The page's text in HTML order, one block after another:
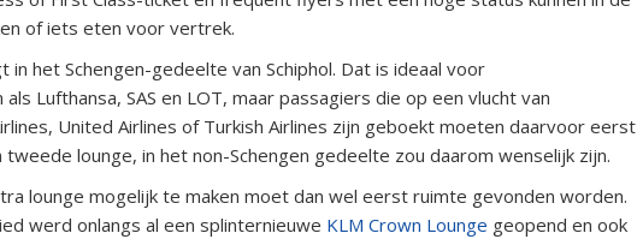
of iets eten voor vertrek.
in het Schengen-gedeelte van Schiphol. Dat is ideaal voor
Lufthansa, SAS en LOT, maar passagiers die op een vlucht van
United Airlines of Turkish Airlines zijn geboekt moeten daarvoor eerst
lounge, in het non-Schengen gedeelte zou daarom wenselijk zijn.
lounge mogelijk te maken moet dan wel eerst ruimte gevonden worden.
werd onlangs al een splinternieuwe KLM Crown Lounge geopend en ook